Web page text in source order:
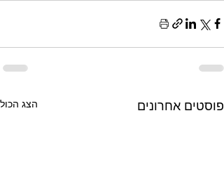
פוסטים אחרונים הצג הכול